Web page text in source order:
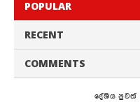
POPULAR
RECENT
COMMENTS
දේශිය පුවත්